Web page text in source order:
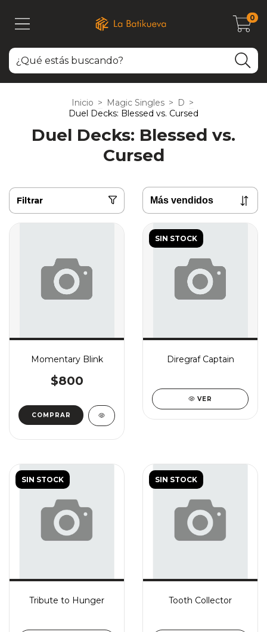
0
Inicio > Magic Singles > D >
Duel Decks: Blessed vs. Cursed
Duel Decks: Blessed vs.
Cursed
Filtrar
Momentary Blink
$800
COMPRAR
SIN STOCK
Diregraf Captain
VER
SIN STOCK
Tribute to Hunger
SIN STOCK
Tooth Collector